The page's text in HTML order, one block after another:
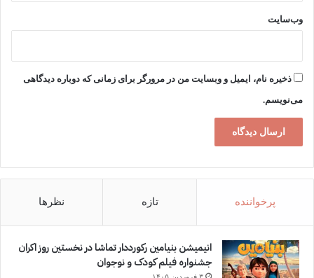
وب‌سایت
ذخیره نام، ایمیل و وبسایت من در مرورگر برای زمانی که دوباره دیدگاهی
می‌نویسم.
پرخواننده تازه نظرها
انیمیشن بنیامین رکورددار تماشا در نخستین روز اکران‌
جشنواره فیلم کودک و نوجوان